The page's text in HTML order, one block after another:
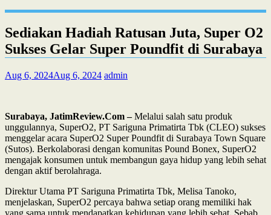
Sediakan Hadiah Ratusan Juta, Super O2
Sukses Gelar Super Poundfit di Surabaya
Aug 6, 2024Aug 6, 2024 admin
Surabaya, JatimReview.Com –Melalui salah satu produk
unggulannya, SuperO2, PT Sariguna Primatirta Tbk (CLEO) sukses
menggelar acara SuperO2 Super Poundfit di Surabaya Town Square
(Sutos). Berkolaborasi dengan komunitas Pound Bonex, SuperO2
mengajak konsumen untuk membangun gaya hidup yang lebih sehat
dengan aktif berolahraga.
Direktur Utama PT Sariguna Primatirta Tbk, Melisa Tanoko,
menjelaskan, SuperO2 percaya bahwa setiap orang memiliki hak
yang sama untuk mendapatkan kehidupan yang lebih sehat. Sebab